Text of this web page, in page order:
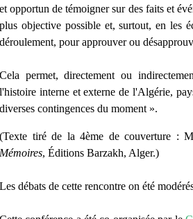
et opportun de témoigner sur des faits et
plus objective possible et, surtout, en les
déroulement, pour approuver ou
Cela permet, directement ou
l'histoire interne et externe de l'Algérie,
diverses contingences du moment ».
(Texte tiré de la 4ème de couverture :
Mémoires, Éditions Barzakh, Alger.)
Les débats de cette rencontre on été